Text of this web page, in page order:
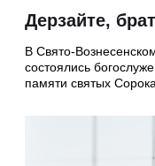
Дерзайте,
В Свято-
состоялись
памяти святых